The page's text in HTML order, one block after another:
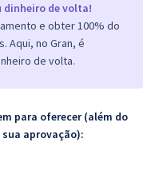
de volta!
e obter 100% do
Aqui, no Gran, é
de volta.
para oferecer (além do
aprovação):